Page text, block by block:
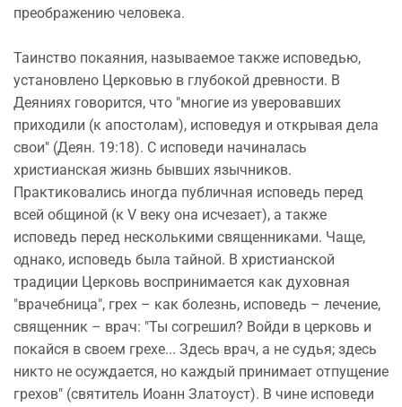
преображению человека.
Таинство покаяния, называемое также исповедью,
установлено Церковью в глубокой древности. В
Деяниях говорится, что "многие из уверовавших
приходили (к апостолам), исповедуя и открывая дела
свои" (Деян. 19:18). С исповеди начиналась
христианская жизнь бывших язычников.
Практиковались иногда публичная исповедь перед
всей общиной (к V веку она исчезает), а также
исповедь перед несколькими священниками. Чаще,
однако, исповедь была тайной. В христианской
традиции Церковь воспринимается как духовная
"врачебница", грех – как болезнь, исповедь – лечение,
священник – врач: "Ты согрешил? Войди в церковь и
покайся в своем грехе... Здесь врач, а не судья; здесь
никто не осуждается, но каждый принимает отпущение
грехов" (святитель Иоанн Златоуст). В чине исповеди